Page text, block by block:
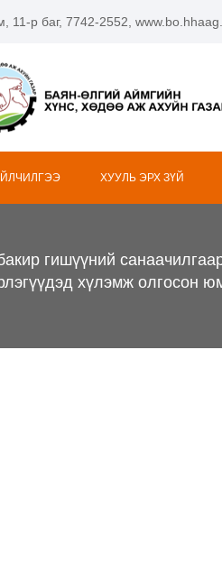
р баг, 7742-2552,
ХУУЛЬ ЭРХ ЗҮЙ
гишүүний
хүлэмж олгосон